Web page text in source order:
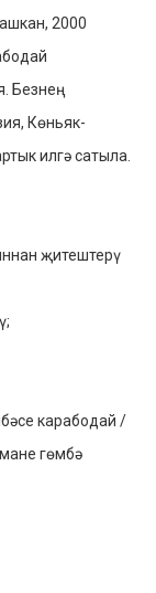
2000
Безнең
Көньяк-
илгә сатыла.
җитештерү
карабодай /
гөмбә